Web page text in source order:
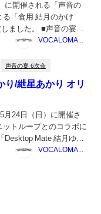
に開催される「声音の
「食用 結月のかけ
ました。 ■声音の宴6
屋≡ 声音の宴 6次会 日
声音の宴 6次会
り/紲星あかり オリ
月24日（日）に開催さ
トループとのコラボに
Mate 結月ゆか
ウンロードカード